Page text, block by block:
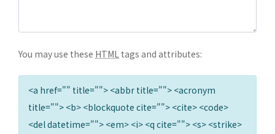
You may use these HTML tags and attributes:
<a href="" title=""> <abbr title=""> <acronym
title=""> <b> <blockquote cite=""> <cite> <code>
<del datetime=""> <em> <i> <q cite=""> <s> <strike>